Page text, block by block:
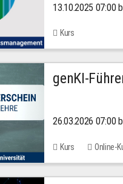
13.10.2025 07:00
Kurs
genKI-
26.03.2026 07:00
Kurs Online-